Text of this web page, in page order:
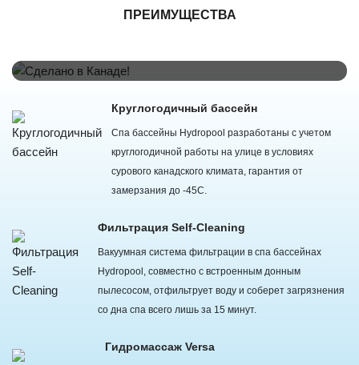
ПРЕИМУЩЕСТВА
Бассейны Hydropool производятся в Канаде с 1986 года! В
Круглогодичный бассейн
Спа бассейны Hydropool разработаны с учетом
круглогодичной работы на улице в условиях
сурового канадского климата, гарантия от
замерзания до -45С.
Фильтрация Self-Cleaning
Вакуумная система фильтрации в спа бассейнах
Hydropool, совместно с встроенным донным
пылесосом, отфильтрует воду и соберет загрязнения
со дна спа всего лишь за 15 минут.
Гидромассаж Versa